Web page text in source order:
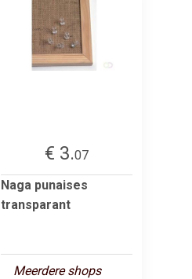
€ 3.07
Naga punaises
transparant
Meerdere shops